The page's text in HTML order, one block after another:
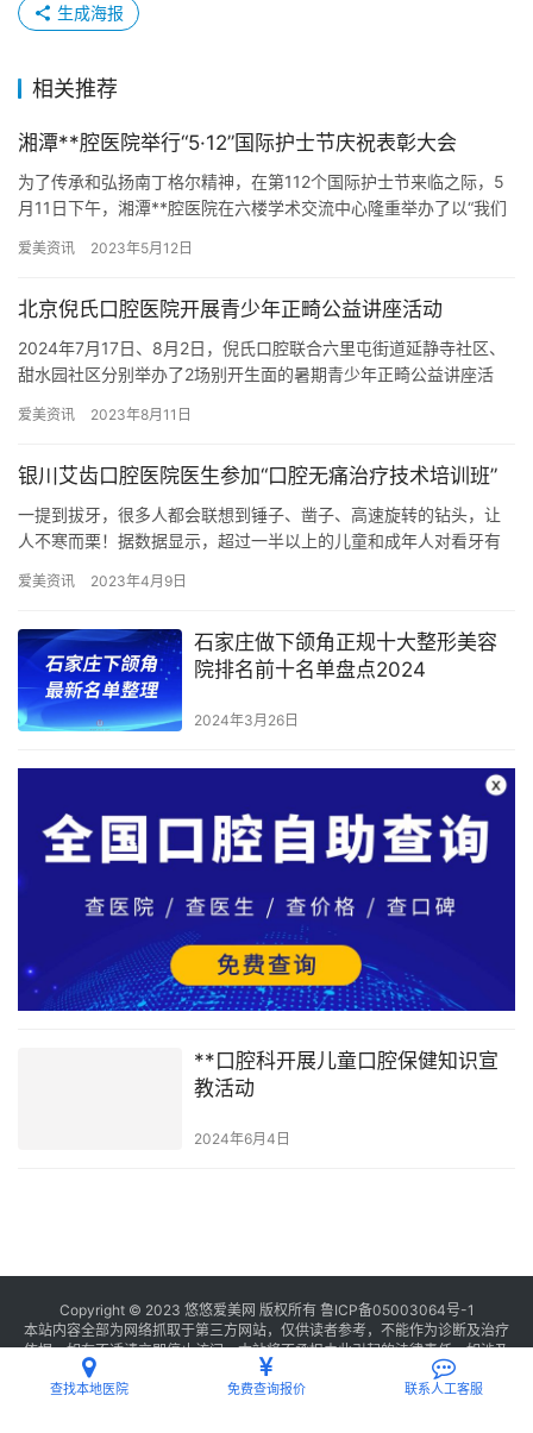
生成海报
相关推荐
湘潭**腔医院举行“5·12”国际护士节庆祝表彰大会
为了传承和弘扬南丁格尔精神，在第112个国际护士节来临之际，5
月11日下午，湘潭**腔医院在六楼学术交流中心隆重举办了以“我们
爱美资讯 2023年5月12日
北京倪氏口腔医院开展青少年正畸公益讲座活动
2024年7月17日、8月2日，倪氏口腔联合六里屯街道延静寺社区、
甜水园社区分别举办了2场别开生面的暑期青少年正畸公益讲座活
爱美资讯 2023年8月11日
银川艾齿口腔医院医生参加“口腔无痛治疗技术培训班”
一提到拔牙，很多人都会联想到锤子、凿子、高速旋转的钻头，让
人不寒而栗！据数据显示，超过一半以上的儿童和成年人对看牙有
展，…
爱美资讯 2023年4月9日
石家庄做下颌角正规十大整形美容
院排名前十名单盘点2024
2024年3月26日
**口腔科开展儿童口腔保健知识宣
教活动
2024年6月4日
Copyright © 2023 悠悠爱美网 版权所有 鲁ICP备05003064号-1
本站内容全部为网络抓取于第三方网站，仅供读者参考，不能作为诊断及治疗
依据，如有不适请立即停止访问，本站将不承担由此引起的法律责任。如涉及
联系我们
查找本地医院 免费查询报价 联系人工客服